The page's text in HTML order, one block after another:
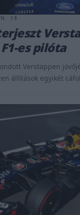
18.
es pilóta
Verstappen
állítások egyikét